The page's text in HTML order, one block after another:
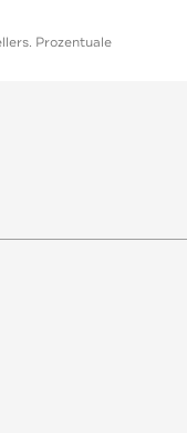
Prozentuale